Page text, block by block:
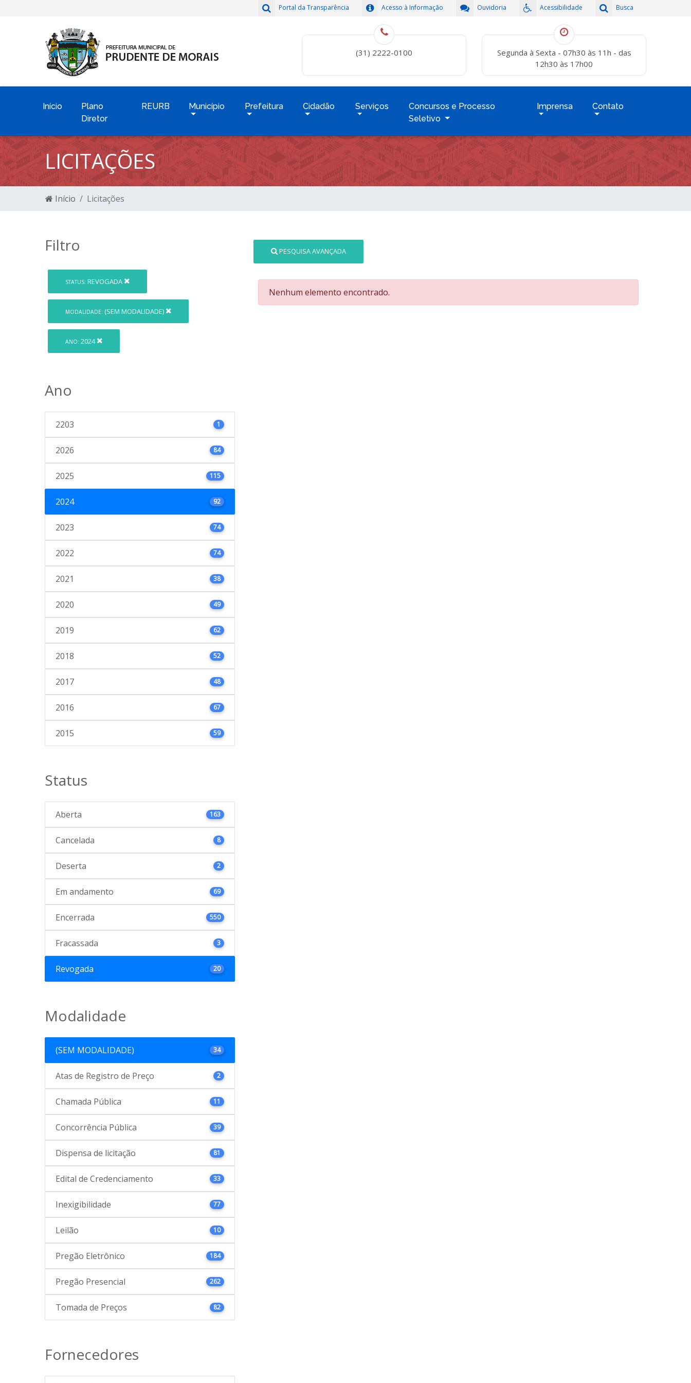
Busca
Acessibilidade
Ouvidoria
Acesso à Informação
Portal da Transparência
(31) 2222-0100
Segunda à Sexta - 07h30 às 11h - das
12h30 às 17h00
Início
Plano
Diretor
REURB Município Prefeitura Cidadão Serviços
Concursos e Processo
Seletivo
Imprensa Contato
LICITAÇÕES
Início Licitações
Filtro
STATUS: REVOGADA
MODALIDADE: (SEM MODALIDADE)
ANO: 2024
Ano
2203 1
2026 84
2025 115
2024 92
2023 74
2022 74
2021 38
2020 49
2019 62
2018 52
2017 48
2016 67
2015 59
Status
Aberta 163
Cancelada 8
Deserta 2
Em andamento 69
Encerrada 550
Fracassada 3
Revogada 20
Modalidade
(SEM MODALIDADE) 34
Atas de Registro de Preço 2
Chamada Pública 11
Concorrência Pública 39
Dispensa de licitação 81
Edital de Credenciamento 33
Inexigibilidade 77
Leilão 10
Pregão Eletrônico 184
Pregão Presencial 262
Tomada de Preços 82
Fornecedores
PESQUISA AVANÇADA
Nenhum elemento encontrado.